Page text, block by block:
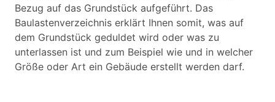
Bezug auf das Grundstück aufgeführt. Das
Baulastenverzeichnis erklärt Ihnen somit, was auf
dem Grundstück geduldet wird oder was zu
unterlassen ist und zum Beispiel wie und in welcher
Größe oder Art ein Gebäude erstellt werden darf.